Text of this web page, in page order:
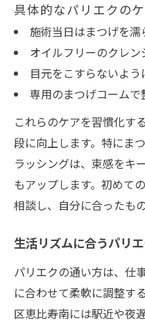
具体的なパリエクの
施術当日はまつげを濡
オイルフリーのクレ
目元をこすらないよう
専用のまつげコームで
これらのケアを習慣化す
段に向上します。特にま
ラッシングは、束感をキ
もアップします。初めて
相談し、自分に合ったも
生活リズムに合うパリ
パリエクの通い方は、仕
に合わせて柔軟に調整す
区恵比寿南には駅近や夜